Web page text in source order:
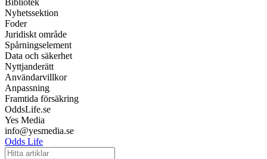
Bibliotek
Nyhetssektion
Foder
Juridiskt område
Spårningselement
Data och säkerhet
Nyttjanderätt
Användarvillkor
Anpassning
Framtida försäkring
OddsLife.se
Yes Media
info@yesmedia.se
Odds Life